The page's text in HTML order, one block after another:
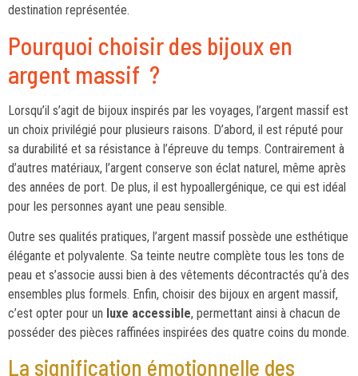
destination représentée.
Pourquoi choisir des bijoux en
argent massif ?
Lorsqu’il s’agit de bijoux inspirés par les voyages, l’argent massif est
un choix privilégié pour plusieurs raisons. D’abord, il est réputé pour
sa durabilité et sa résistance à l’épreuve du temps. Contrairement à
d’autres matériaux, l’argent conserve son éclat naturel, même après
des années de port. De plus, il est hypoallergénique, ce qui est idéal
pour les personnes ayant une peau sensible.
Outre ses qualités pratiques, l’argent massif possède une esthétique
élégante et polyvalente. Sa teinte neutre complète tous les tons de
peau et s’associe aussi bien à des vêtements décontractés qu’à des
ensembles plus formels. Enfin, choisir des bijoux en argent massif,
c’est opter pour un luxe accessible, permettant ainsi à chacun de
posséder des pièces raffinées inspirées des quatre coins du monde.
La signification émotionnelle des